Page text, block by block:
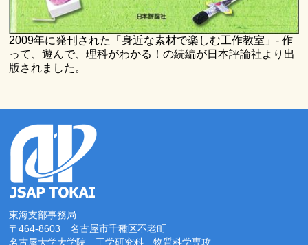
2009年に発刊された「身近な素材で楽しむ工作教室」- 作
って、遊んで、理科がわかる！の続編が日本評論社より出
版されました。
東海支部事務局
〒464-8603 名古屋市千種区不老町
名古屋大学大学院 工学研究科 物質科学専攻